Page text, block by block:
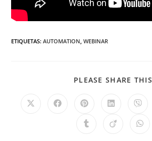
ETIQUETAS:AUTOMATION WEBINAR
PLEASE SHARE THIS